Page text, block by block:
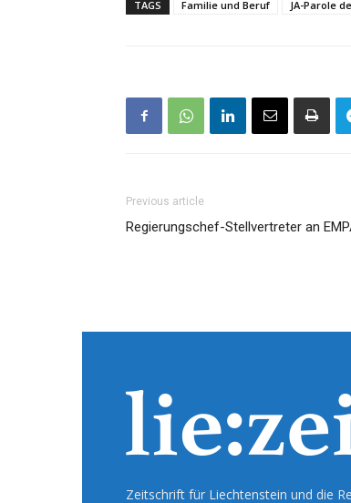
TAGS Familie und Beruf JA-Parole
Previous article
Regierungschef-Stellvertreter an
Zeitschrift für Liechtenstein und die